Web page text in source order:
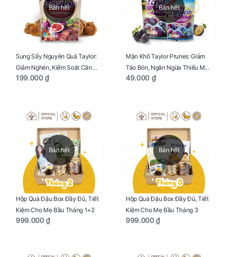
Bán hết
Sung Sấy Nguyên Quả Taylor:
Giảm Nghén, Kiểm Soát Cân
Nặng Cho Mẹ Bầu Túi 190g
199.000 ₫
Bán hết
Mận Khô Taylor Prunes: Giảm
Táo Bón, Ngăn Ngừa Thiếu Máu
Cho Mẹ Bầu Túi 50g
49.000 ₫
Bán hết
Hộp Quà Đậu Box Đầy Đủ, Tiết
Kiệm Cho Mẹ Bầu Tháng 1+2
999.000 ₫
Bán hết
Hộp Quà Đậu Box Đầy Đủ, Tiết
Kiệm Cho Mẹ Bầu Tháng 3
999.000 ₫